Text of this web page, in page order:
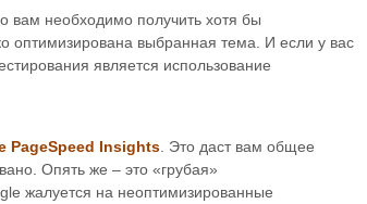
вам необходимо получить хотя бы
оптимизирована выбранная тема. И если у вас
является использование
PageSpeed ​​Insights . Это даст вам общее
Опять же – это «грубая»
жалуется на неоптимизированные